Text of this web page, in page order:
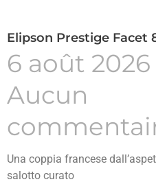
Elipson Prestige Facet
6 août 2026
Aucun
Una coppia francese
salotto curato